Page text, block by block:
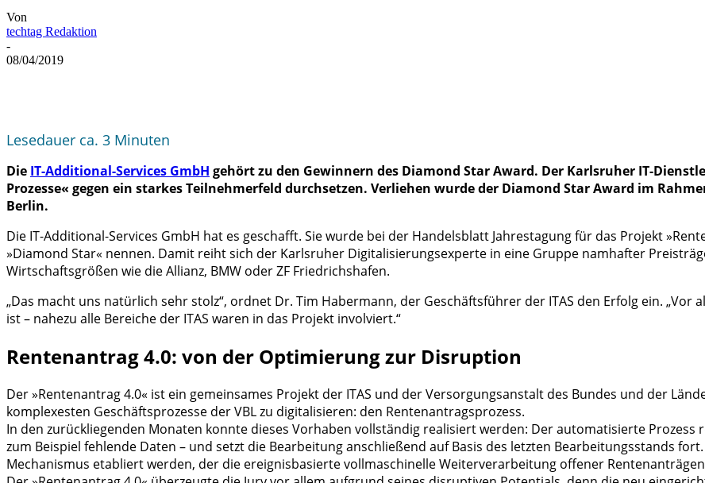
Von
techtag Redaktion
-
08/04/2019
Lesedauer ca. 3 Minuten
Die IT-Additional-Services GmbH gehört zu den Gewinnern des Diamond Star Award. Der Karlsruher IT-
Prozesse« gegen ein starkes Teilnehmerfeld durchsetzen. Verliehen wurde der Diamond Star Award im
Berlin.
Die IT-Additional-Services GmbH hat es geschafft. Sie wurde bei der Handelsblatt Jahrestagung für das Projekt
»Diamond Star« nennen. Damit reiht sich der Karlsruher Digitalisierungsexperte in eine Gruppe namhafter
Wirtschaftsgrößen wie die Allianz, BMW oder ZF Friedrichshafen.
„Das macht uns natürlich sehr stolz“, ordnet Dr. Tim Habermann, der Geschäftsführer der ITAS den Erfolg ein. „Vor
ist – nahezu alle Bereiche der ITAS waren in das Projekt involviert.“
Rentenantrag 4.0: von der Optimierung zur Disruption
Der »Rentenantrag 4.0« ist ein gemeinsames Projekt der ITAS und der Versorgungsanstalt des Bundes und der
komplexesten Geschäftsprozesse der VBL zu digitalisieren: den Rentenantragsprozess.
In den zurückliegenden Monaten konnte dieses Vorhaben vollständig realisiert werden: Der automatisierte
zum Beispiel fehlende Daten – und setzt die Bearbeitung anschließend auf Basis des letzten Bearbeitungsstands
Mechanismus etabliert werden, der die ereignisbasierte vollmaschinelle Weiterverarbeitung offener